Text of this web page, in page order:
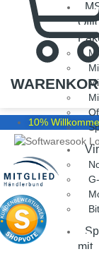
MS
mit
10%